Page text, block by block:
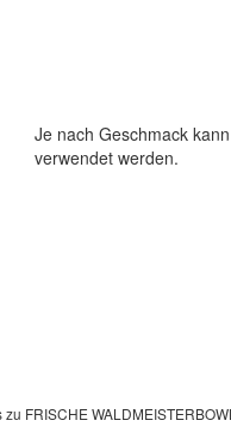
Je nach Geschmack
verwendet werden.
zu FRISCHE